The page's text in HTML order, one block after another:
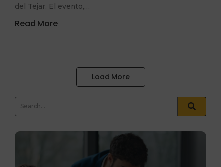
del Tejar. El evento,…
Read More
Load More